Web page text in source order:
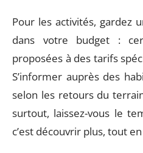
Pour les activités, gardez
dans votre budget :
proposées à des tarifs
S’informer auprès des
selon les retours du
surtout, laissez-vous le
c’est découvrir plus, tout